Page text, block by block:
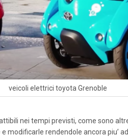
veicoli elettrici toyota Grenoble
nei tempi previsti, come sono
modificarle rendendole ancora piu’